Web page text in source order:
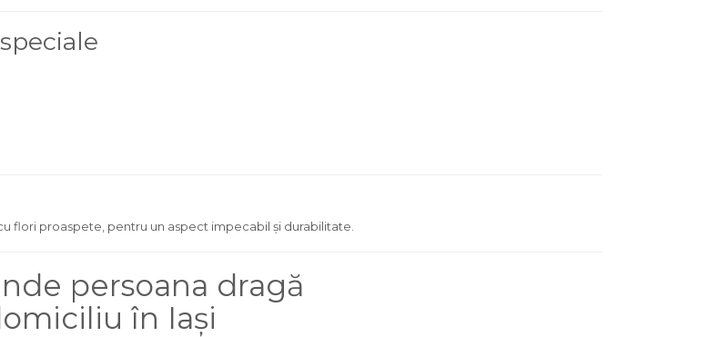
flori proaspete, pentru un aspect impecabil și durabilitate.
persoana dragă
în Iași